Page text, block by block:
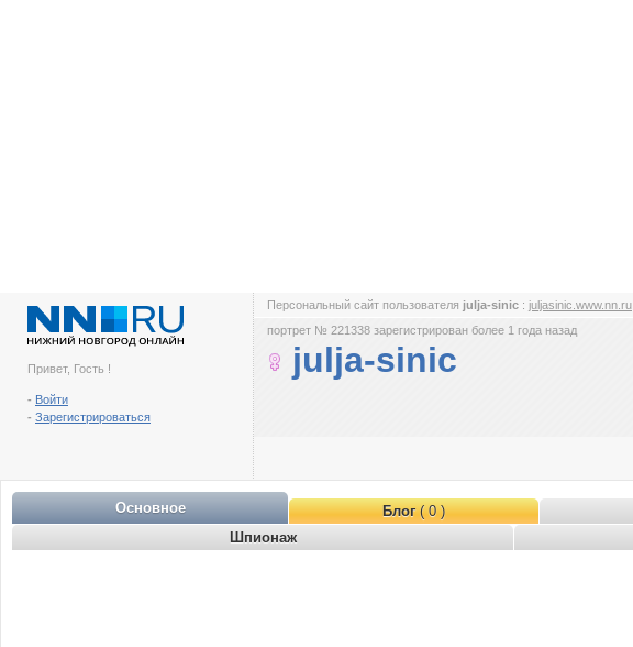
Привет, Гость !
- Войти
- Зарегистрироваться
Персональный сайт пользователя julja-sinic : juljasinic.www.nn.ru
портрет № 221338 зарегистрирован более 1 года назад
julja-sinic
Основное Блог( 0 )
Шпионаж